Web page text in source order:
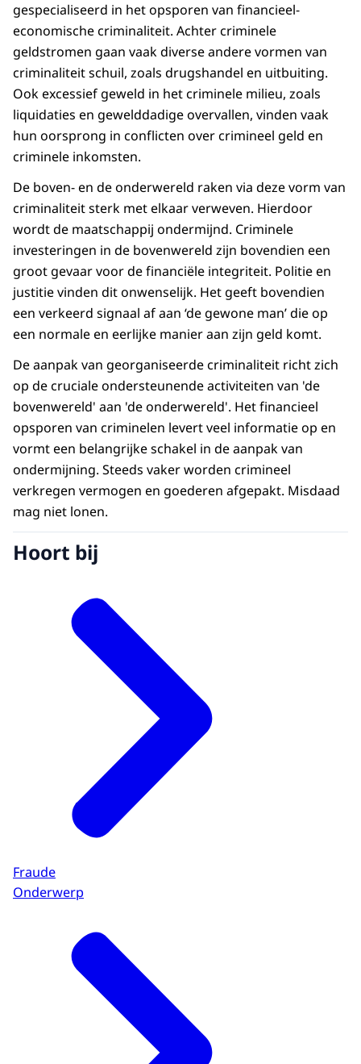
gespecialiseerd in het opsporen van financieel-
economische criminaliteit. Achter criminele
geldstromen gaan vaak diverse andere vormen van
criminaliteit schuil, zoals drugshandel en uitbuiting.
Ook excessief geweld in het criminele milieu, zoals
liquidaties en gewelddadige overvallen, vinden vaak
hun oorsprong in conflicten over crimineel geld en
criminele inkomsten.
De boven- en de onderwereld raken via deze vorm van
criminaliteit sterk met elkaar verweven. Hierdoor
wordt de maatschappij ondermijnd. Criminele
investeringen in de bovenwereld zijn bovendien een
groot gevaar voor de financiële integriteit. Politie en
justitie vinden dit onwenselijk. Het geeft bovendien
een verkeerd signaal af aan ‘de gewone man’ die op
een normale en eerlijke manier aan zijn geld komt.
De aanpak van georganiseerde criminaliteit richt zich
op de cruciale ondersteunende activiteiten van 'de
bovenwereld' aan 'de onderwereld'. Het financieel
opsporen van criminelen levert veel informatie op en
vormt een belangrijke schakel in de aanpak van
ondermijning. Steeds vaker worden crimineel
verkregen vermogen en goederen afgepakt. Misdaad
mag niet lonen.
Hoort bij
Fraude
Onderwerp